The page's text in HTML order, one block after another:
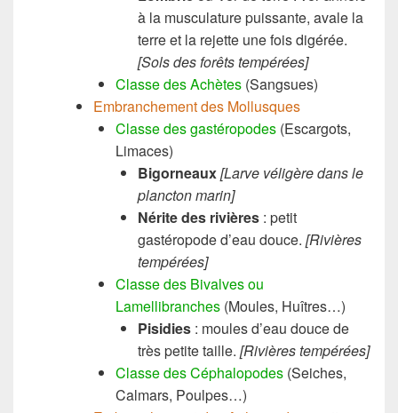
à la musculature puissante, avale la
terre et la rejette une fois digérée.
[Sols des forêts tempérées]
Classe des Achètes (Sangsues)
Embranchement des Mollusques
Classe des gastéropodes (Escargots,
Limaces)
Bigorneaux[Larve véligère dans le
plancton marin]
Nérite des rivières : petit
gastéropode d’eau douce. [Rivières
tempérées]
Classe des Bivalves ou
Lamellibranches (Moules, Huîtres…)
Pisidies : moules d’eau douce de
très petite taille. [Rivières tempérées]
Classe des Céphalopodes (Seiches,
Calmars, Poulpes…)